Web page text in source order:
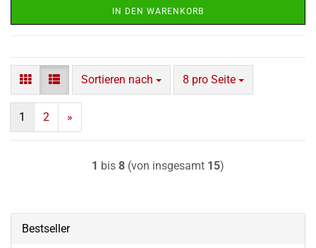
IN DEN WARENKORB
Sortieren nach
Sortieren nach 8 pro Seite
pro Seite
1 2 »
1 bis 8 (von insgesamt 15)
Bestseller